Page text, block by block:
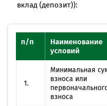
вклад (депозит)):
п/п
Наименование
условий
1.
Минимальная
взноса или
взноса